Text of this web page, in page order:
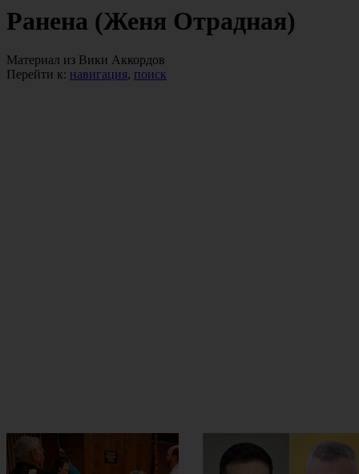
Ранена (Женя Отрадная)
Материал из Вики Аккордов
Перейти к: навигация, поиск